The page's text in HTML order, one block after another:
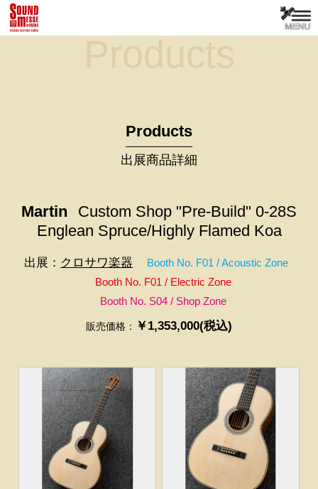
Products
Products
出展商品詳細
Martin
Custom Shop "Pre-Build" 0-28S
Englean Spruce/Highly Flamed Koa
出展： クロサワ楽器
Booth No. F01 / Acoustic Zone
Booth No. F01 / Electric Zone
Booth No. S04 / Shop Zone
販売価格： ￥1,353,000(税込)